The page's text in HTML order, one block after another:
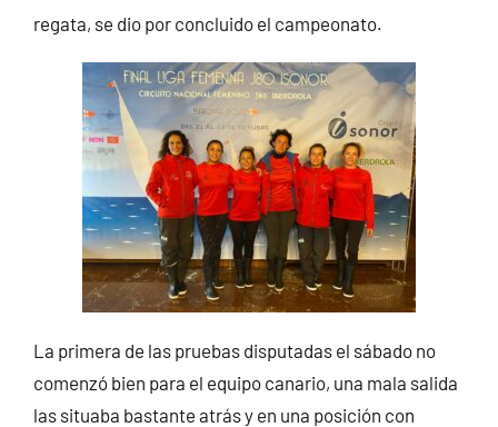
regata, se dio por concluido el campeonato.
La primera de las pruebas disputadas el sábado no
comenzó bien para el equipo canario, una mala salida
las situaba bastante atrás y en una posición con